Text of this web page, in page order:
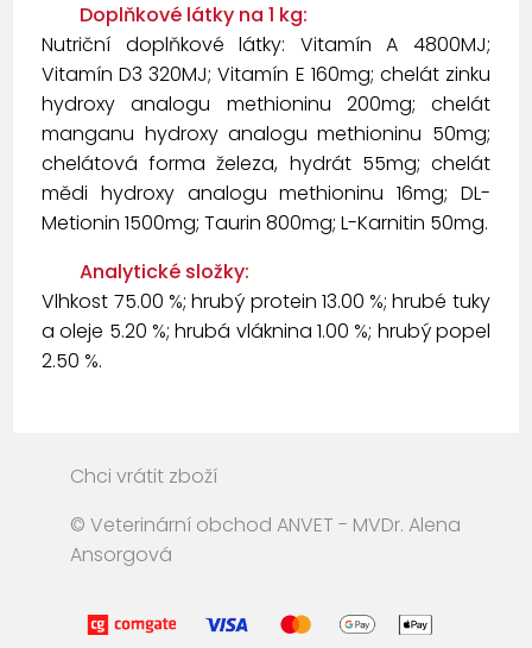
Doplňkové látky na 1 kg:
Nutriční doplňkové látky: Vitamín A 4800MJ;
Vitamín D3 320MJ; Vitamín E 160mg; chelát zinku
hydroxy analogu methioninu 200mg; chelát
manganu hydroxy analogu methioninu 50mg;
chelátová forma železa, hydrát 55mg; chelát
mědi hydroxy analogu methioninu 16mg; DL-
Metionin 1500mg; Taurin 800mg; L-Karnitin 50mg.
Analytické složky:
Vlhkost 75.00 %; hrubý protein 13.00 %; hrubé tuky
a oleje 5.20 %; hrubá vláknina 1.00 %; hrubý popel
2.50 %.
Chci vrátit zboží
© Veterinární obchod ANVET - MVDr. Alena
Ansorgová